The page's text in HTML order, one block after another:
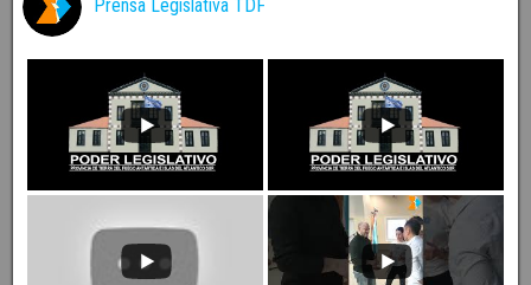
Prensa Legislativa TDF